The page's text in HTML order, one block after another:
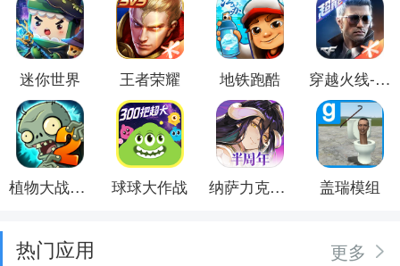
迷你世界 王者荣耀 地铁跑酷 穿越火线-枪战王者
植物大战僵尸2 球球大作战 纳萨力克之王 盖瑞模组
热门应用 更多